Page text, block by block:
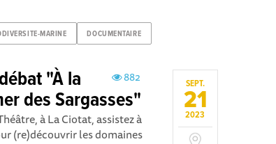
MARINE DOCUMENTAIRE
SEPT.
21
2023
882
"À la
des Sargasses"
à La Ciotat, assistez à
(re)découvrir les domaines